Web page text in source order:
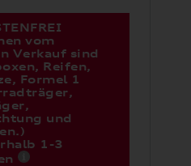
vom
Verkauf sind
Reifen,
Formel 1
und
1-3